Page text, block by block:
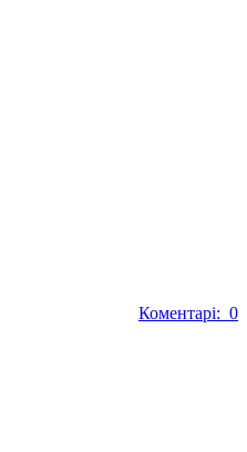
Коментарі: 0